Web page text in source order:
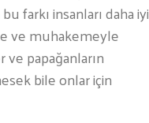
farkı insanları daha iyi
ve muhakemeyle
papağanların
bile onlar için